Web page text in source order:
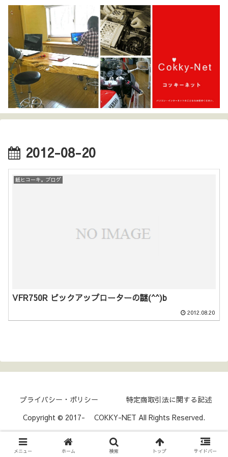
2012-08-20
紙ヒコーキ。ブログ
VFR750R ピックアップローターの謎(^^)b
2012.08.20
プライバシー・ポリシー
特定商取引法に関する記述
Copyright © 2017- COKKY-NET All Rights Reserved.
メニュー ホーム 検索 トップ サイドバー